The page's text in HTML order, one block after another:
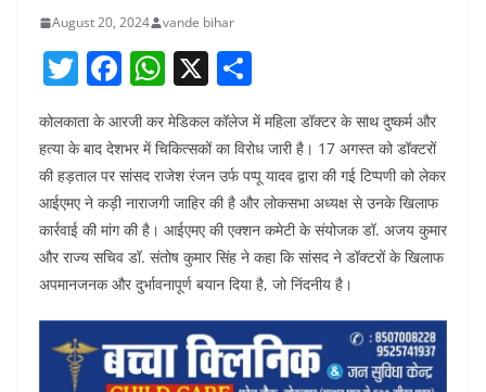
August 20, 2024 vande bihar
T
w
itt
er
F
a
c
e
b
o
o
k
W
h
at
s
A
p
p
X
h
ar
e
कोलकाता के आरजी कर मेडिकल कॉलेज में महिला डॉक्टर के साथ दुष्कर्म और
हत्या के बाद देशभर में चिकित्सकों का विरोध जारी है। 17 अगस्त को डॉक्टरों
की हड़ताल पर सांसद राजेश रंजन उर्फ पप्पू यादव द्वारा की गई टिप्पणी को लेकर
आईएमए ने कड़ी नाराजगी जाहिर की है और लोकसभा अध्यक्ष से उनके खिलाफ
कार्रवाई की मांग की है। आईएमए की एक्शन कमेटी के संयोजक डॉ. अजय कुमार
और राज्य सचिव डॉ. संतोष कुमार सिंह ने कहा कि सांसद ने डॉक्टरों के खिलाफ
अपमानजनक और दुर्भावनापूर्ण बयान दिया है, जो निंदनीय है।